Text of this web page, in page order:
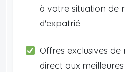
à votre situation de
d'expatrié
Offres exclusives
direct aux